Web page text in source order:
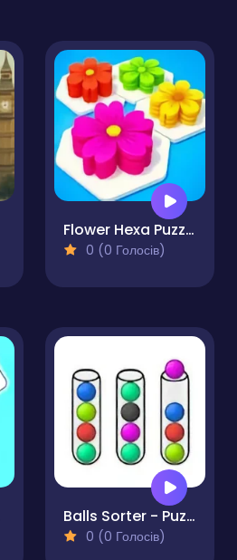
Flower Hexa Puzzle
0 (0 Голосів)
Balls Sorter - Puzzle
0 (0 Голосів)